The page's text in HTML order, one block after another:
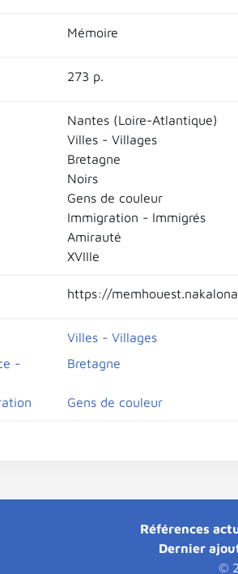
Mémoire
273 p.
Nantes (Loire-Atlantique)
Villes - Villages
Bretagne
Noirs
Gens de couleur
Immigration - Immigrés
Amirauté
XVIIIe
https://
Villes - Villages
-
Bretagne
Gens de couleur
Références
Dernier
©